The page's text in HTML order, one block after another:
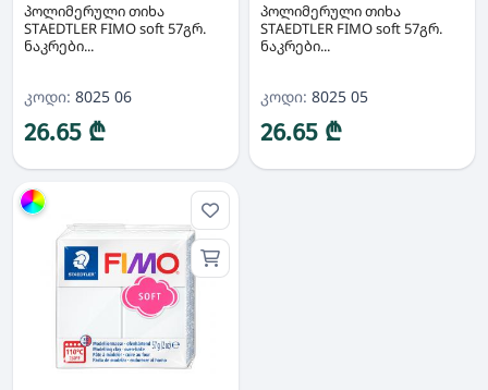
პოლიმერული თიხა
STAEDTLER FIMO soft 57გრ.
ნაკრები...
კოდი: 8025 06
26.65 ₾
პოლიმერული თიხა
STAEDTLER FIMO soft 57გრ.
ნაკრები...
კოდი: 8025 05
26.65 ₾